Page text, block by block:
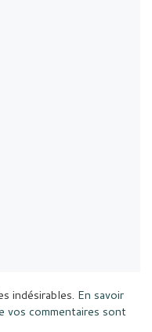
indésirables. En savoir
vos commentaires sont